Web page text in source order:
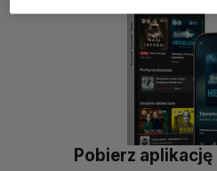
Pobierz aplikację